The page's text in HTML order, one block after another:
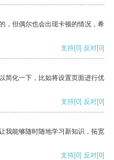
，但偶尔也会出现卡顿的情况，希
支持[0] 反对[0]
简化一下，比如将设置页面进行优
支持[0] 反对[0]
我能够随时随地学习新知识，拓宽
支持[0] 反对[0]